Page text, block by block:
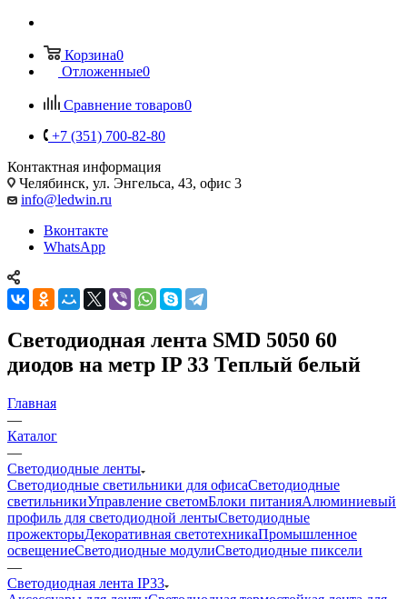
Корзина0
Отложенные0
Сравнение товаров0
+7 (351) 700-82-80
Контактная информация
Челябинск, ул. Энгельса, 43, офис 3
info@ledwin.ru
Вконтакте
WhatsApp
Светодиодная лента SMD 5050 60
диодов на метр IP 33 Теплый белый
Главная
—
Каталог
—
Светодиодные ленты
Светодиодные светильники для офисаСветодиодные
светильникиУправление светомБлоки питанияАлюминиевый
профиль для светодиодной лентыСветодиодные
прожекторыДекоративная светотехникаПромышленное
освещениеСветодиодные модулиСветодиодные пиксели
—
Светодиодная лента IP33